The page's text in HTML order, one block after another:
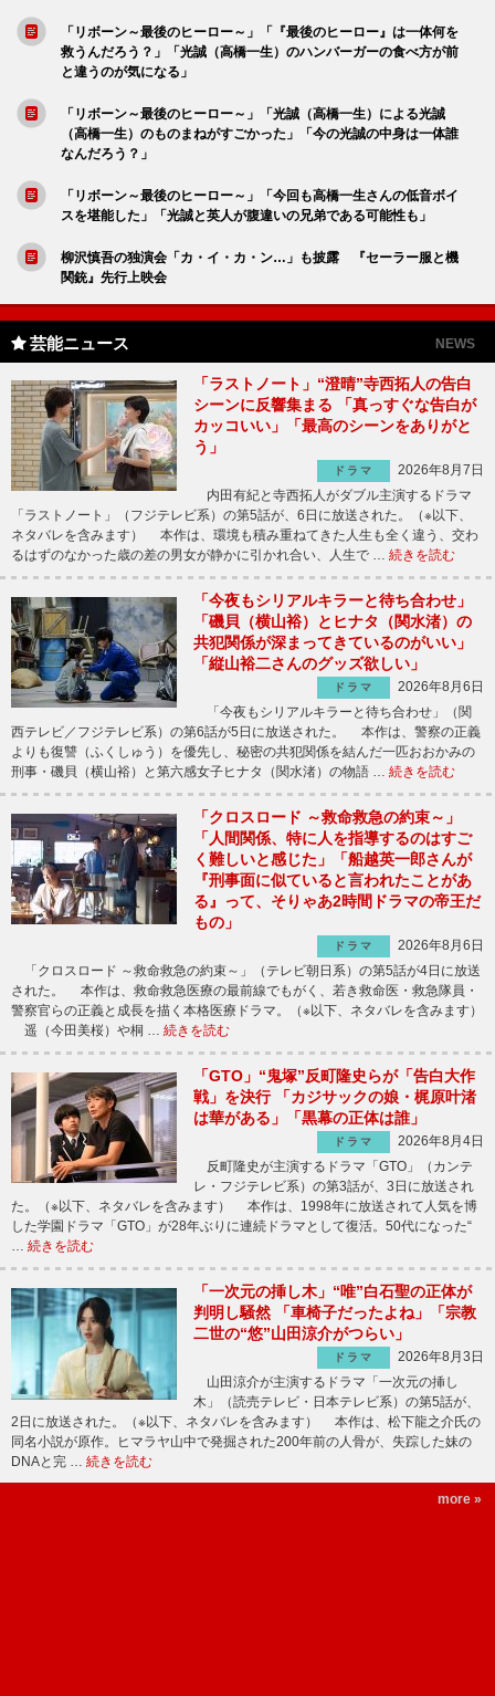
「リボーン～最後のヒーロー～」「『最後のヒーロー』は一体何を
救うんだろう？」「光誠（高橋一生）のハンバーガーの食べ方が前
と違うのが気になる」
「リボーン～最後のヒーロー～」「光誠（高橋一生）による光誠
（高橋一生）のものまねがすごかった」「今の光誠の中身は一体誰
なんだろう？」
「リボーン～最後のヒーロー～」「今回も高橋一生さんの低音ボイ
スを堪能した」「光誠と英人が腹違いの兄弟である可能性も」
柳沢慎吾の独演会「カ・イ・カ・ン…」も披露 『セーラー服と機
関銃』先行上映会
芸能ニュース NEWS
「ラストノート」“澄晴”寺西拓人の告白
シーンに反響集まる 「真っすぐな告白が
カッコいい」「最高のシーンをありがと
う」
ドラマ
2026年8月7日
内田有紀と寺西拓人がダブル主演するドラマ
「ラストノート」（フジテレビ系）の第5話が、6日に放送された。（※以下、
ネタバレを含みます） 本作は、環境も積み重ねてきた人生も全く違う、交わ
るはずのなかった歳の差の男女が静かに引かれ合い、人生で … 続きを読む
「今夜もシリアルキラーと待ち合わせ」
「磯貝（横山裕）とヒナタ（関水渚）の
共犯関係が深まってきているのがいい」
「縦山裕二さんのグッズ欲しい」
ドラマ
2026年8月6日
「今夜もシリアルキラーと待ち合わせ」（関
西テレビ／フジテレビ系）の第6話が5日に放送された。 本作は、警察の正義
よりも復讐（ふくしゅう）を優先し、秘密の共犯関係を結んだ一匹おおかみの
刑事・磯貝（横山裕）と第六感女子ヒナタ（関水渚）の物語 … 続きを読む
「クロスロード ～救命救急の約束～」
「人間関係、特に人を指導するのはすご
く難しいと感じた」「船越英一郎さんが
『刑事面に似ていると言われたことがあ
る』って、そりゃあ2時間ドラマの帝王だ
もの」
ドラマ
2026年8月6日
「クロスロード ～救命救急の約束～」（テレビ朝日系）の第5話が4日に放送
された。 本作は、救命救急医療の最前線でもがく、若き救命医・救急隊員・
警察官らの正義と成長を描く本格医療ドラマ。（※以下、ネタバレを含みます）
遥（今田美桜）や桐 … 続きを読む
「GTO」“鬼塚”反町隆史らが「告白大作
戦」を決行 「カジサックの娘・梶原叶渚
は華がある」「黒幕の正体は誰」
ドラマ
2026年8月4日
反町隆史が主演するドラマ「GTO」（カンテ
レ・フジテレビ系）の第3話が、3日に放送され
た。（※以下、ネタバレを含みます） 本作は、1998年に放送されて人気を博
した学園ドラマ「GTO」が28年ぶりに連続ドラマとして復活。50代になった“
… 続きを読む
「一次元の挿し木」“唯”白石聖の正体が
判明し騒然 「車椅子だったよね」「宗教
二世の“悠”山田涼介がつらい」
ドラマ
2026年8月3日
山田涼介が主演するドラマ「一次元の挿し
木」（読売テレビ・日本テレビ系）の第5話が、
2日に放送された。（※以下、ネタバレを含みます） 本作は、松下龍之介氏の
同名小説が原作。ヒマラヤ山中で発掘された200年前の人骨が、失踪した妹の
DNAと完 … 続きを読む
more »